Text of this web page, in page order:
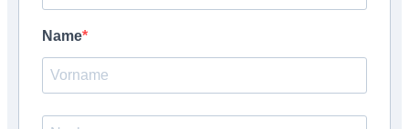
Name